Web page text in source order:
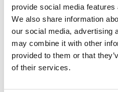
provide social media
We also share information
our social media, advertising
may combine it with other
provided to them or that
of their services.
Repubblica Ceca